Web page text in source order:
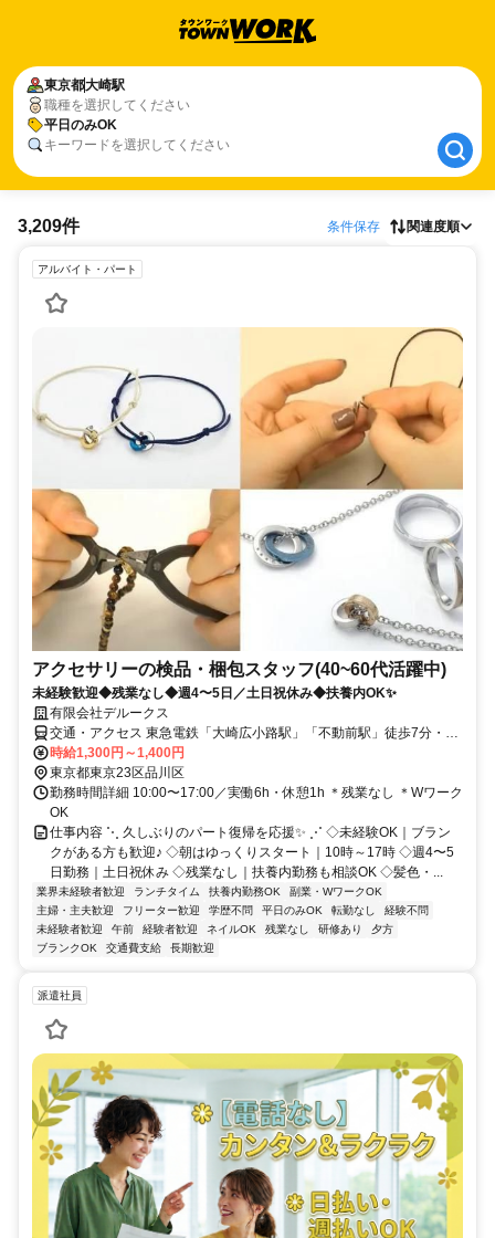
東京都大崎駅
職種を選択してください
平日のみOK
キーワードを選択してください
東京都大崎駅
平日のみOK
3,209件 条件保存 関連度順
アルバイト・パート
アクセサリーの検品・梱包スタッフ(40~60代活躍中)
未経験歓迎◆残業なし◆週4〜5日／土日祝休み◆扶養内OK✨
有限会社デルークス
交通・アクセス 東急電鉄「大崎広小路駅」「不動前駅」徒歩7分・JR
線「五反田駅」徒歩8分
時給1,300円～1,400円
東京都東京23区品川区
勤務時間詳細 10:00〜17:00／実働6h・休憩1h ＊残業なし ＊Wワーク
OK
仕事内容 ⋱ 久しぶりのパート復帰を応援✨ ⋰ ◇未経験OK｜ブラン
クがある方も歓迎♪ ◇朝はゆっくりスタート｜10時～17時 ◇週4〜5
日勤務｜土日祝休み ◇残業なし｜扶養内勤務も相談OK ◇髪色・...
業界未経験者歓迎 ランチタイム 扶養内勤務OK
副業・WワークOK
主婦・主夫歓迎
フリーター歓迎 学歴不問 平日のみOK 転勤なし
経験不問
未経験者歓迎
午前 経験者歓迎 ネイルOK 残業なし 研修あり
夕方
ブランクOK
交通費支給 長期歓迎
派遣社員